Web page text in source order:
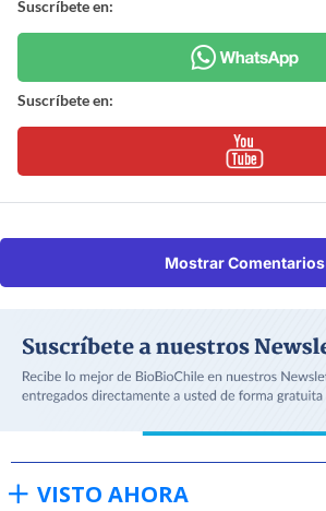
Suscríbete en:
Suscríbete en:
Mostrar Comentarios
VISTO AHORA